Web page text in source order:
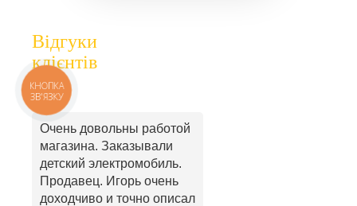
Відгуки
клієнтів
Очень довольны работой
магазина. Заказывали
детский электромобиль.
Продавец. Игорь очень
доходчиво и точно описал
КНОПКА
ЗВ'ЯЗКУ